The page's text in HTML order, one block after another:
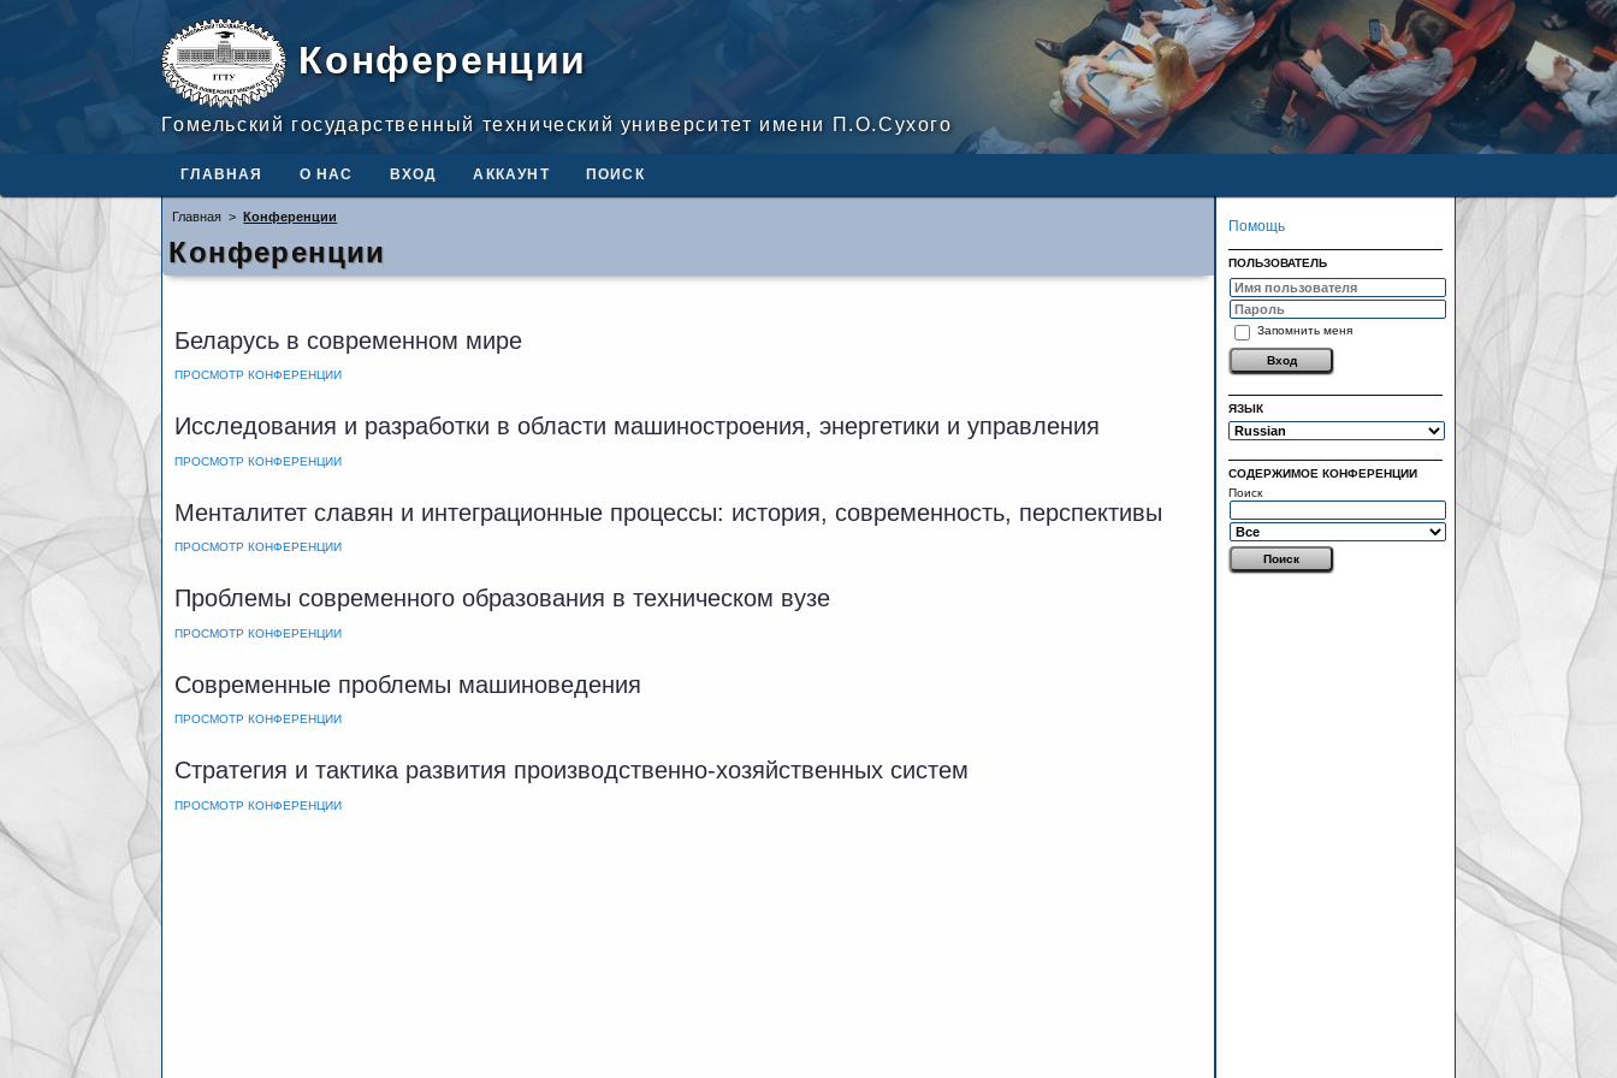
Конференции
Гомельский государственный технический университет имени П.О.Сухого
ГЛАВНАЯ О НАС ВХОД АККАУНТ ПОИСК
Помощь
ПОЛЬЗОВАТЕЛЬ
Запомнить меня
ЯЗЫК
СОДЕРЖИМОЕ КОНФЕРЕНЦИИ
Поиск
Главная > Конференции
Конференции
Беларусь в современном мире
ПРОСМОТР КОНФЕРЕНЦИИ
Исследования и разработки в области машиностроения, энергетики и управления
ПРОСМОТР КОНФЕРЕНЦИИ
Менталитет славян и интеграционные процессы: история, современность, перспективы
ПРОСМОТР КОНФЕРЕНЦИИ
Проблемы современного образования в техническом вузе
ПРОСМОТР КОНФЕРЕНЦИИ
Современные проблемы машиноведения
ПРОСМОТР КОНФЕРЕНЦИИ
Стратегия и тактика развития производственно-хозяйственных систем
ПРОСМОТР КОНФЕРЕНЦИИ